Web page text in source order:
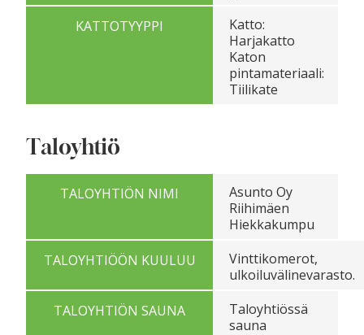
KATTOTYYPPI
Katto:
Harjakatto
Katon
pintamateriaali:
Tiilikate
Taloyhtiö
TALOYHTIÖN NIMI
Asunto Oy
Riihimäen
Hiekkakumpu
TALOYHTIÖÖN KUULUU
Vinttikomerot,
ulkoiluvälinevarasto.
TALOYHTIÖN SAUNA
Taloyhtiössä
sauna